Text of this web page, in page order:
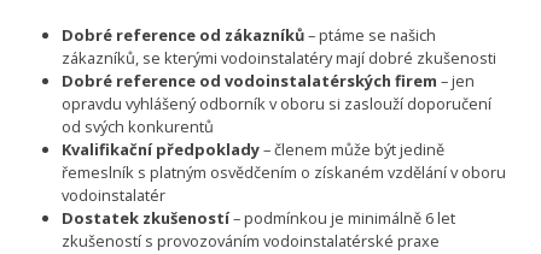
Dobré reference od zákazníků– ptáme se našich
zákazníků, se kterými vodoinstalatéry mají dobré zkušenosti
Dobré reference od vodoinstalatérských firem – jen
opravdu vyhlášený odborník v oboru si zaslouží doporučení
od svých konkurentů
Kvalifikační předpoklady– členem může být jedině
řemeslník s platným osvědčením o získaném vzdělání v oboru
vodoinstalatér
Dostatek zkušeností– podmínkou je minimálně 6 let
zkušeností s provozováním vodoinstalatérské praxe